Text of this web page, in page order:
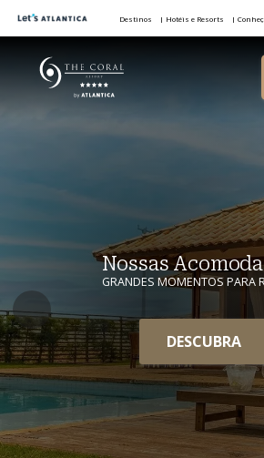
Destinos | Hotéis e Resorts |
Nossas
GRANDES MOMENTOS PARA
DESCUBRA